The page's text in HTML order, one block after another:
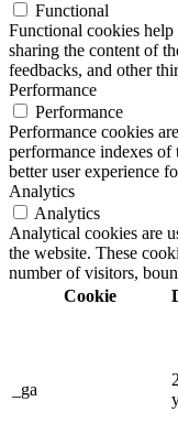
Functional
Functional cookies
sharing the content of
feedbacks, and other
Performance
Performance
Performance cookies
performance indexes
better user experience
Analytics
Analytics
Analytical cookies are
the website. These
number of visitors,
Cookie
_ga
2